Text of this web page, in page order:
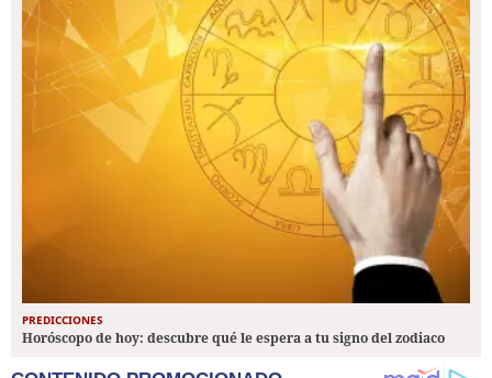
PREDICCIONES
Horóscopo de hoy: descubre qué le espera a tu signo del zodiaco